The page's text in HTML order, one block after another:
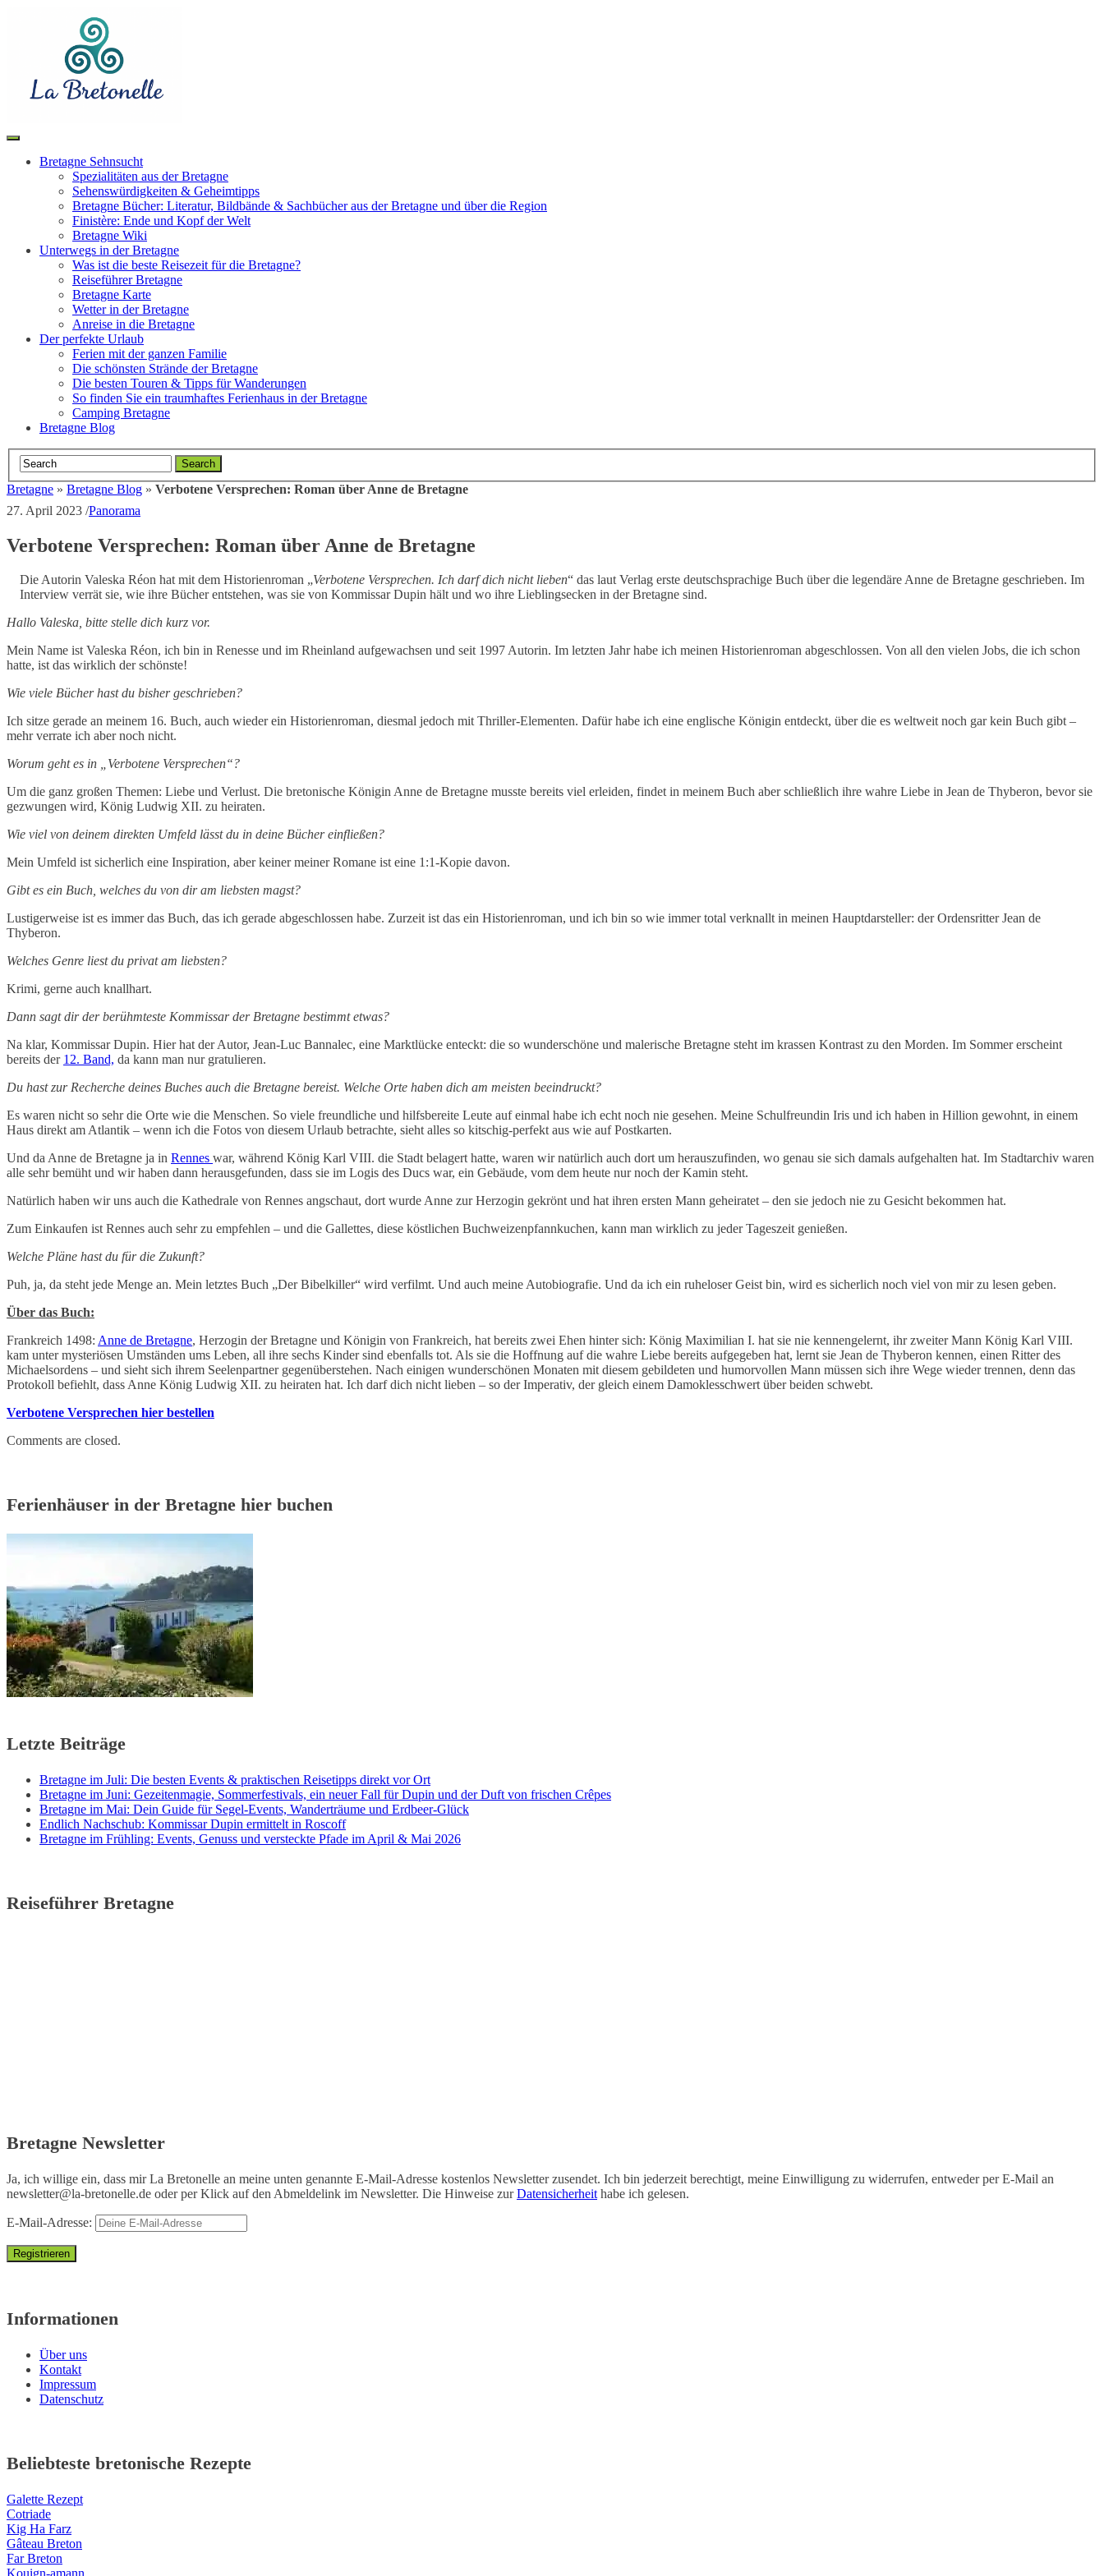
Toggle
navigationBretagne Sehnsucht
Spezialitäten aus der Bretagne
Sehenswürdigkeiten & Geheimtipps
Bretagne Bücher: Literatur, Bildbände & Sachbücher aus der Bretagne und über die Region
Finistère: Ende und Kopf der Welt
Bretagne Wiki
Unterwegs in der Bretagne
Was ist die beste Reisezeit für die Bretagne?
Reiseführer Bretagne
Bretagne Karte
Wetter in der Bretagne
Anreise in die Bretagne
Der perfekte Urlaub
Ferien mit der ganzen Familie
Die schönsten Strände der Bretagne
Die besten Touren & Tipps für Wanderungen
So finden Sie ein traumhaftes Ferienhaus in der Bretagne
Camping Bretagne
Bretagne Blog
Bretagne » Bretagne Blog » Verbotene Versprechen: Roman über Anne de Bretagne
27. April 2023 /Panorama
Verbotene Versprechen: Roman über Anne de Bretagne
Die Autorin Valeska Réon hat mit dem Historienroman „Verbotene Versprechen. Ich darf dich nicht lieben“ das laut Verlag erste deutschsprachige Buch über die legendäre Anne de Bretagne geschrieben. Im
Interview verrät sie, wie ihre Bücher entstehen, was sie von Kommissar Dupin hält und wo ihre Lieblingsecken in der Bretagne sind.
Hallo Valeska, bitte stelle dich kurz vor.
Mein Name ist Valeska Réon, ich bin in Renesse und im Rheinland aufgewachsen und seit 1997 Autorin. Im letzten Jahr habe ich meinen Historienroman abgeschlossen. Von all den vielen Jobs, die ich schon
hatte, ist das wirklich der schönste!
Wie viele Bücher hast du bisher geschrieben?
Ich sitze gerade an meinem 16. Buch, auch wieder ein Historienroman, diesmal jedoch mit Thriller-Elementen. Dafür habe ich eine englische Königin entdeckt, über die es weltweit noch gar kein Buch gibt –
mehr verrate ich aber noch nicht.
Worum geht es in „Verbotene Versprechen“?
Um die ganz großen Themen: Liebe und Verlust. Die bretonische Königin Anne de Bretagne musste bereits viel erleiden, findet in meinem Buch aber schließlich ihre wahre Liebe in Jean de Thyberon, bevor sie
gezwungen wird, König Ludwig XII. zu heiraten.
Wie viel von deinem direkten Umfeld lässt du in deine Bücher einfließen?
Mein Umfeld ist sicherlich eine Inspiration, aber keiner meiner Romane ist eine 1:1-Kopie davon.
Gibt es ein Buch, welches du von dir am liebsten magst?
Lustigerweise ist es immer das Buch, das ich gerade abgeschlossen habe. Zurzeit ist das ein Historienroman, und ich bin so wie immer total verknallt in meinen Hauptdarsteller: der Ordensritter Jean de
Thyberon.
Welches Genre liest du privat am liebsten?
Krimi, gerne auch knallhart.
Dann sagt dir der berühmteste Kommissar der Bretagne bestimmt etwas?
Na klar, Kommissar Dupin. Hier hat der Autor, Jean-Luc Bannalec, eine Marktlücke enteckt: die so wunderschöne und malerische Bretagne steht im krassen Kontrast zu den Morden. Im Sommer erscheint
bereits der 12. Band, da kann man nur gratulieren.
Du hast zur Recherche deines Buches auch die Bretagne bereist. Welche Orte haben dich am meisten beeindruckt?
Es waren nicht so sehr die Orte wie die Menschen. So viele freundliche und hilfsbereite Leute auf einmal habe ich echt noch nie gesehen. Meine Schulfreundin Iris und ich haben in Hillion gewohnt, in einem
Haus direkt am Atlantik – wenn ich die Fotos von diesem Urlaub betrachte, sieht alles so kitschig-perfekt aus wie auf Postkarten.
Und da Anne de Bretagne ja in Rennes war, während König Karl VIII. die Stadt belagert hatte, waren wir natürlich auch dort um herauszufinden, wo genau sie sich damals aufgehalten hat. Im Stadtarchiv waren
alle sehr bemüht und wir haben dann herausgefunden, dass sie im Logis des Ducs war, ein Gebäude, vom dem heute nur noch der Kamin steht.
Natürlich haben wir uns auch die Kathedrale von Rennes angschaut, dort wurde Anne zur Herzogin gekrönt und hat ihren ersten Mann geheiratet – den sie jedoch nie zu Gesicht bekommen hat.
Zum Einkaufen ist Rennes auch sehr zu empfehlen – und die Gallettes, diese köstlichen Buchweizenpfannkuchen, kann man wirklich zu jeder Tageszeit genießen.
Welche Pläne hast du für die Zukunft?
Puh, ja, da steht jede Menge an. Mein letztes Buch „Der Bibelkiller“ wird verfilmt. Und auch meine Autobiografie. Und da ich ein ruheloser Geist bin, wird es sicherlich noch viel von mir zu lesen geben.
Über das Buch:
Frankreich 1498: Anne de Bretagne, Herzogin der Bretagne und Königin von Frankreich, hat bereits zwei Ehen hinter sich: König Maximilian I. hat sie nie kennengelernt, ihr zweiter Mann König Karl VIII.
kam unter mysteriösen Umständen ums Leben, all ihre sechs Kinder sind ebenfalls tot. Als sie die Hoffnung auf die wahre Liebe bereits aufgegeben hat, lernt sie Jean de Thyberon kennen, einen Ritter des
Michaelsordens – und sieht sich ihrem Seelenpartner gegenüberstehen. Nach einigen wunderschönen Monaten mit diesem gebildeten und humorvollen Mann müssen sich ihre Wege wieder trennen, denn das
Protokoll befiehlt, dass Anne König Ludwig XII. zu heiraten hat. Ich darf dich nicht lieben – so der Imperativ, der gleich einem Damoklesschwert über beiden schwebt.
Verbotene Versprechen hier bestellen
Comments are closed.
Ferienhäuser in der Bretagne hier buchen
Letzte Beiträge
Bretagne im Juli: Die besten Events & praktischen Reisetipps direkt vor Ort
Bretagne im Juni: Gezeitenmagie, Sommerfestivals, ein neuer Fall für Dupin und der Duft von frischen Crêpes
Bretagne im Mai: Dein Guide für Segel-Events, Wanderträume und Erdbeer-Glück
Endlich Nachschub: Kommissar Dupin ermittelt in Roscoff
Bretagne im Frühling: Events, Genuss und versteckte Pfade im April & Mai 2026
Reiseführer Bretagne
Bretagne Newsletter
Ja, ich willige ein, dass mir La Bretonelle an meine unten genannte E-Mail-Adresse kostenlos Newsletter zusendet. Ich bin jederzeit berechtigt, meine Einwilligung zu widerrufen, entweder per E-Mail an
newsletter@la-bretonelle.de oder per Klick auf den Abmeldelink im Newsletter. Die Hinweise zurDatensicherheithabe ich gelesen.
E-Mail-Adresse:
Informationen
Über uns
Kontakt
Impressum
Datenschutz
Beliebteste bretonische Rezepte
Galette Rezept
Cotriade
Kig Ha Farz
Gâteau Breton
Far Breton